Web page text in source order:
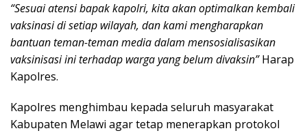
“Sesuai atensi bapak kapolri, kita akan optimalkan kembali
vaksinasi di setiap wilayah, dan kami mengharapkan
bantuan teman-teman media dalam mensosialisasikan
vaksinisasi ini terhadap warga yang belum divaksin”Harap
Kapolres.
Kapolres menghimbau kepada seluruh masyarakat
Kabupaten Melawi agar tetap menerapkan protokol